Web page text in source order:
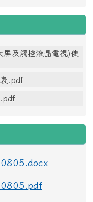
屏及觸控液晶電視)使
.pdf